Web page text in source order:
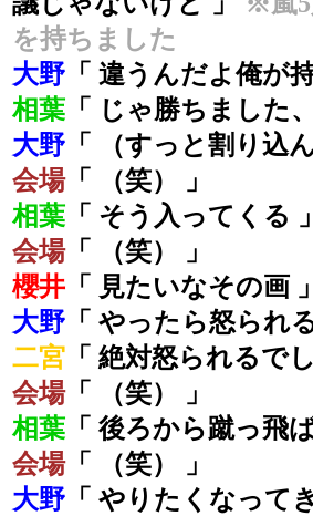
を持ちました
大野 「 違うんだよ俺が
相葉 「 じゃ勝ちました
大野 「 （すっと割り込
会場「 （笑） 」
相葉 「 そう入ってくる 」
会場「 （笑） 」
櫻井 「 見たいなその画 」
大野 「 やったら怒られ
二宮 「 絶対怒られるでし
会場「 （笑） 」
相葉 「 後ろから蹴っ飛
会場「 （笑） 」
大野 「 やりたくなって